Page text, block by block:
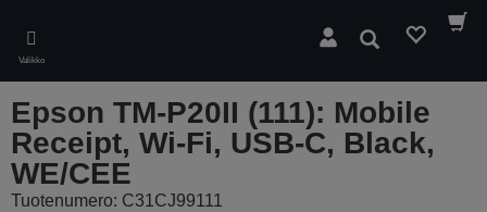
main
content
Valikko
Hae
Epson TM-P20II (111): Mobile
Receipt, Wi-Fi, USB-C, Black,
WE/CEE
Tuotenumero: C31CJ99111